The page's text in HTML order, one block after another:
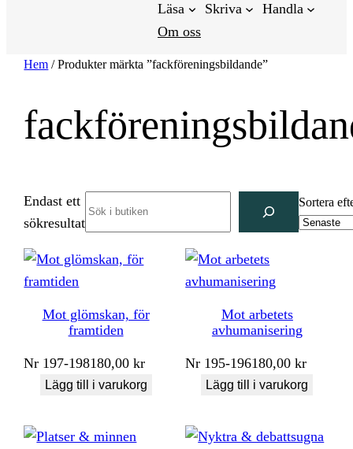
Läsa Skriva
Handla
Om oss
Hem / Produkter märkta ”fackföreningsbildande”
Endast ett
sökresultat
Sortera
Mot glömskan, för
framtiden
Nr 197-198180,00kr
Lägg till i varukorg
Mot arbetets
avhumanisering
Nr 195-196180,00kr
Lägg till i varukorg